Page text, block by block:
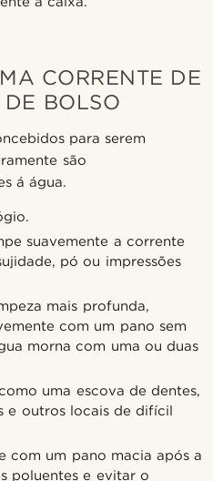
CORRENTE DE
BOLSO
para serem
são
á água.
suavemente a corrente
pó ou impressões
mais profunda,
com um pano sem
morna com uma ou duas
uma escova de dentes,
e outros locais de difícil
com um pano macia após a
poluentes e evitar o